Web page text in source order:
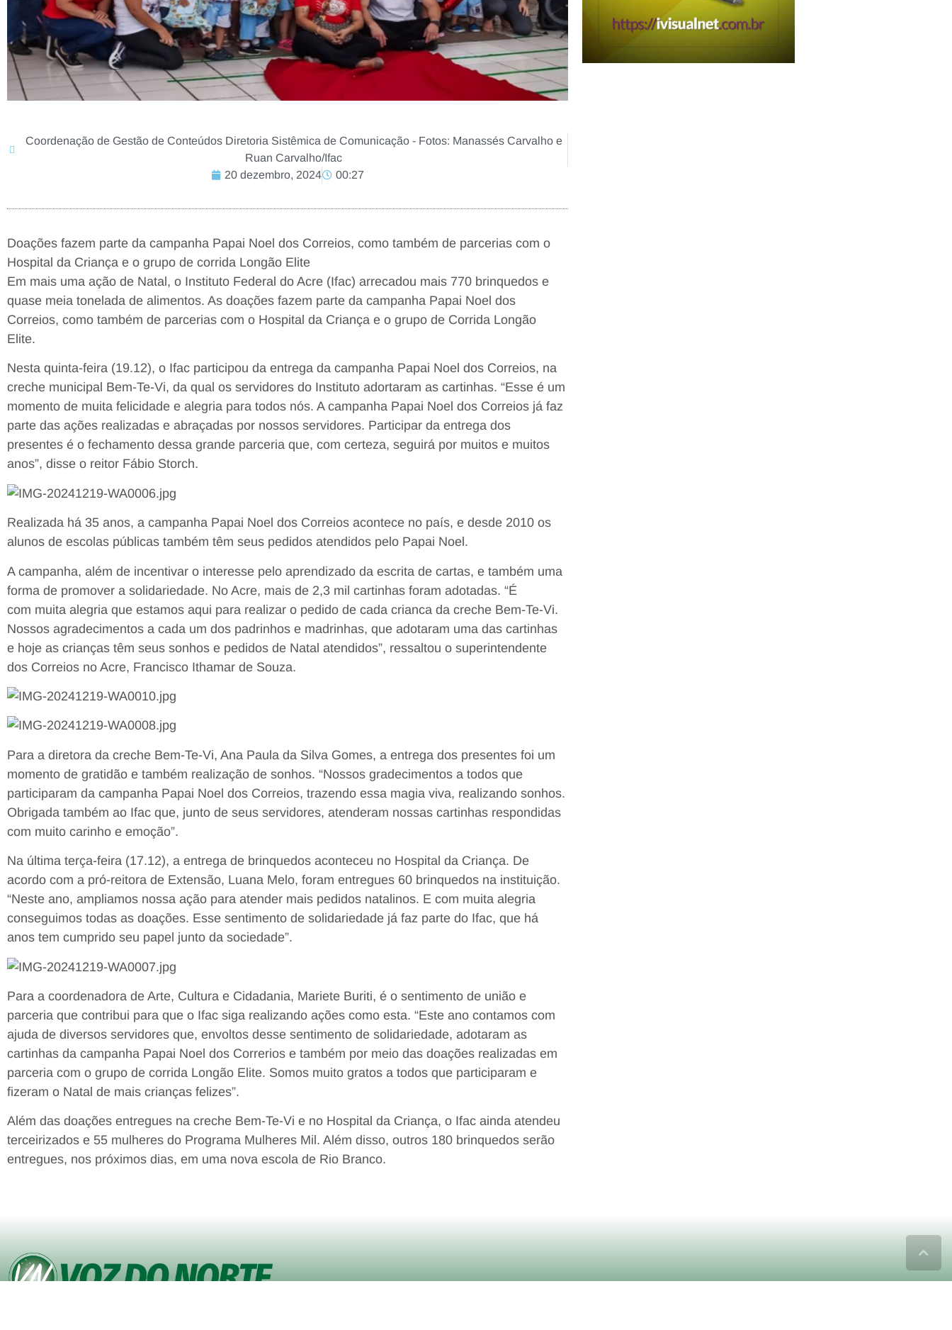
Coordenação de Gestão de Conteúdos Diretoria Sistêmica de Comunicação - Fotos: Manassés Carvalho e
Ruan Carvalho/Ifac
20 dezembro, 2024
00:27
Doações fazem parte da campanha Papai Noel dos Correios, como também de parcerias com o
Hospital da Criança e o grupo de corrida Longão Elite
Em mais uma ação de Natal, o Instituto Federal do Acre (Ifac) arrecadou mais 770 brinquedos e
quase meia tonelada de alimentos. As doações fazem parte da campanha Papai Noel dos
Correios, como também de parcerias com o Hospital da Criança e o grupo de Corrida Longão
Elite.
Nesta quinta-feira (19.12), o Ifac participou da entrega da campanha Papai Noel dos Correios, na
creche municipal Bem-Te-Vi, da qual os servidores do Instituto adortaram as cartinhas. “Esse é um
momento de muita felicidade e alegria para todos nós. A campanha Papai Noel dos Correios já faz
parte das ações realizadas e abraçadas por nossos servidores. Participar da entrega dos
presentes é o fechamento dessa grande parceria que, com certeza, seguirá por muitos e muitos
anos”, disse o reitor Fábio Storch.
Realizada há 35 anos, a campanha Papai Noel dos Correios acontece no país, e desde 2010 os
alunos de escolas públicas também têm seus pedidos atendidos pelo Papai Noel.
A campanha, além de incentivar o interesse pelo aprendizado da escrita de cartas, e também uma
forma de promover a solidariedade. No Acre, mais de 2,3 mil cartinhas foram adotadas. “É
com muita alegria que estamos aqui para realizar o pedido de cada crianca da creche Bem-Te-Vi.
Nossos agradecimentos a cada um dos padrinhos e madrinhas, que adotaram uma das cartinhas
e hoje as crianças têm seus sonhos e pedidos de Natal atendidos”, ressaltou o superintendente
dos Correios no Acre, Francisco Ithamar de Souza.
Para a diretora da creche Bem-Te-Vi, Ana Paula da Silva Gomes, a entrega dos presentes foi um
momento de gratidão e também realização de sonhos. “Nossos gradecimentos a todos que
participaram da campanha Papai Noel dos Correios, trazendo essa magia viva, realizando sonhos.
Obrigada também ao Ifac que, junto de seus servidores, atenderam nossas cartinhas respondidas
com muito carinho e emoção”.
Na última terça-feira (17.12), a entrega de brinquedos aconteceu no Hospital da Criança. De
acordo com a pró-reitora de Extensão, Luana Melo, foram entregues 60 brinquedos na instituição.
“Neste ano, ampliamos nossa ação para atender mais pedidos natalinos. E com muita alegria
conseguimos todas as doações. Esse sentimento de solidariedade já faz parte do Ifac, que há
anos tem cumprido seu papel junto da sociedade”.
Para a coordenadora de Arte, Cultura e Cidadania, Mariete Buriti, é o sentimento de união e
parceria que contribui para que o Ifac siga realizando ações como esta. “Este ano contamos com
ajuda de diversos servidores que, envoltos desse sentimento de solidariedade, adotaram as
cartinhas da campanha Papai Noel dos Correrios e também por meio das doações realizadas em
parceria com o grupo de corrida Longão Elite. Somos muito gratos a todos que participaram e
fizeram o Natal de mais crianças felizes”.
Além das doações entregues na creche Bem-Te-Vi e no Hospital da Criança, o Ifac ainda atendeu
terceirizados e 55 mulheres do Programa Mulheres Mil. Além disso, outros 180 brinquedos serão
entregues, nos próximos dias, em uma nova escola de Rio Branco.